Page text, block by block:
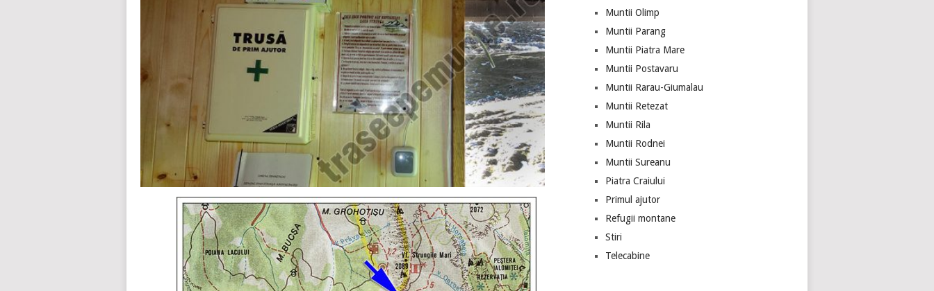
Muntii Olimp
Muntii Parang
Muntii Piatra Mare
Muntii Postavaru
Muntii Rarau-Giumalau
Muntii Retezat
Muntii Rila
Muntii Rodnei
Muntii Sureanu
Piatra Craiului
Primul ajutor
Refugii montane
Stiri
Telecabine